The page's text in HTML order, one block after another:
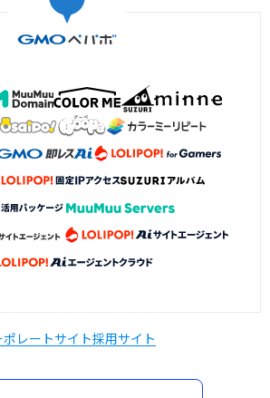
ポレートサイト採用サイト